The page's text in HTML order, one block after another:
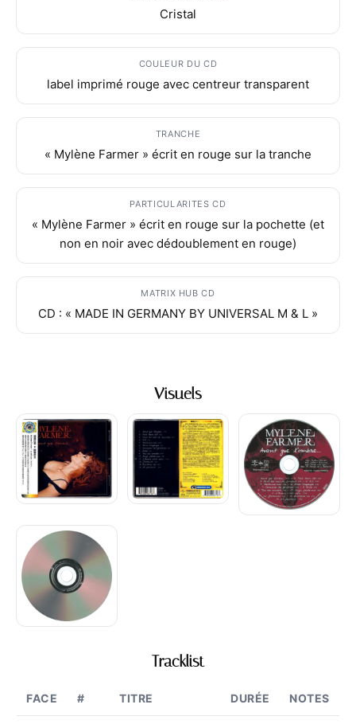
Cristal
COULEUR DU CD
label imprimé rouge avec centreur transparent
TRANCHE
« Mylène Farmer » écrit en rouge sur la tranche
PARTICULARITES CD
« Mylène Farmer » écrit en rouge sur la pochette (et
non en noir avec dédoublement en rouge)
MATRIX HUB CD
CD : « MADE IN GERMANY BY UNIVERSAL M & L »
Visuels
Tracklist
FACE # TITRE DURÉE NOTES